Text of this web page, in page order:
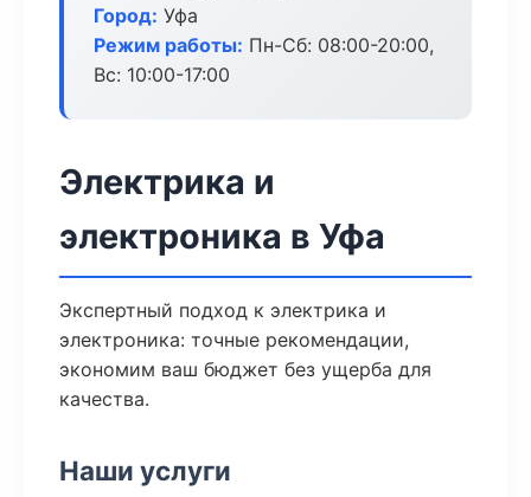
Город: Уфа
Режим работы: Пн-Сб: 08:00-20:00,
Вс: 10:00-17:00
Электрика и
электроника в Уфа
Экспертный подход к электрика и
электроника: точные рекомендации,
экономим ваш бюджет без ущерба для
качества.
Наши услуги